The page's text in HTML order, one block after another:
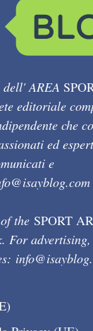
AREA
editoriale
che
ed
e
the SPORT
For advertising,